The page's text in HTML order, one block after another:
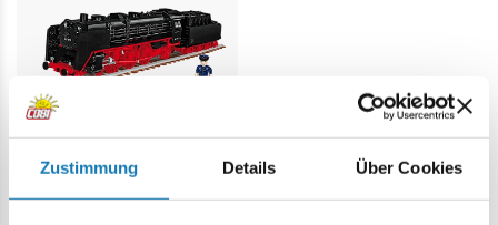
Zustimmung Details Über Cookies
DR BR 03 Steam